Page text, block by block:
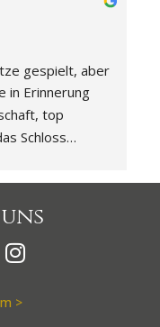
gespielt, aber
in Erinnerung
top
Schloss…
>